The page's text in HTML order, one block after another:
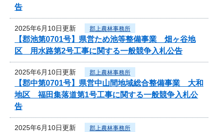
告
2025年6月10日更新 郡上農林事務所
【郡池第0701号】県営ため池等整備事業 畑ヶ谷地
区 用水路第2号工事に関する一般競争入札公告
2025年6月10日更新 郡上農林事務所
【郡中第0701号】県営中山間地域総合整備事業 大和
地区 福田集落道第1号工事に関する一般競争入札公
告
2025年6月10日更新 郡上農林事務所